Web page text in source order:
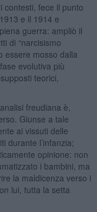
contesti, fece il punto
e il 1914 e
guerra: ampliò il
di “narcisismo
essere mosso dalla
evolutiva più
teorici,
freudiana è,
Giunse a tale
ai vissuti delle
durante l’infanzia;
opinione: non
i bambini, ma
la maldicenza verso i
lui, tutta la setta